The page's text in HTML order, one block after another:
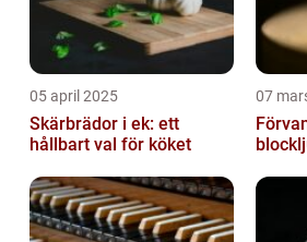
05 april 2025
Skärbrädor i ek: ett
hållbart val för köket
07